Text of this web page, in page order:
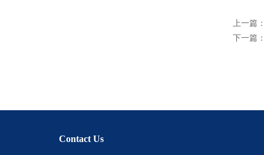
上一篇
下一篇
Contact Us